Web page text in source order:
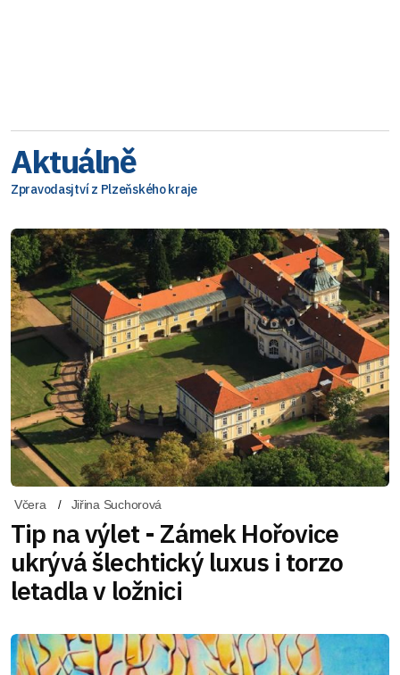
Aktuálně
Zpravodasjtví z Plzeňského kraje
Včera Jiřina Suchorová
Tip na výlet - Zámek Hořovice
ukrývá šlechtický luxus i torzo
letadla v ložnici